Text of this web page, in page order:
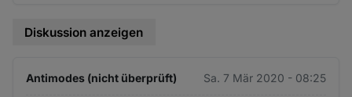
Diskussion anzeigen
Antimodes (nicht überprüft) Sa. 7 Mär 2020 - 08:25